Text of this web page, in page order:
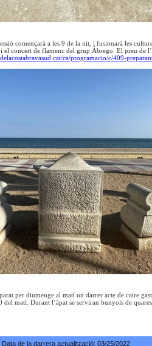
començarà a les 9 de la nit, i fusionarà les
concert de flamenc del grup Ábrego. El preu de
ca/programacio/c/409-
per diumenge al matí un darrer acte de caire
matí. Durant l’àpat se serviran bunyols de
Data de la darrera actualització: 03/25/2022